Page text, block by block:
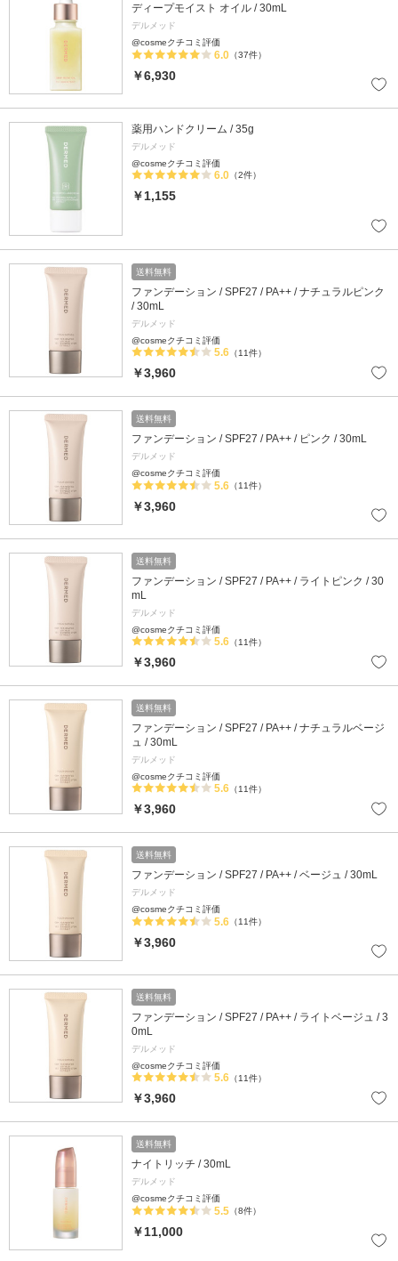
ディープモイスト オイル / 30mL
デルメッド
@cosmeクチコミ評価
6.0 （37件）
￥6,930
薬用ハンドクリーム / 35g
デルメッド
@cosmeクチコミ評価
6.0 （2件）
￥1,155
送料無料
ファンデーション / SPF27 / PA++ / ナチュラルピンク
/ 30mL
デルメッド
@cosmeクチコミ評価
5.6 （11件）
￥3,960
送料無料
ファンデーション / SPF27 / PA++ / ピンク / 30mL
デルメッド
@cosmeクチコミ評価
5.6 （11件）
￥3,960
送料無料
ファンデーション / SPF27 / PA++ / ライトピンク / 30
mL
デルメッド
@cosmeクチコミ評価
5.6 （11件）
￥3,960
送料無料
ファンデーション / SPF27 / PA++ / ナチュラルベージ
ュ / 30mL
デルメッド
@cosmeクチコミ評価
5.6 （11件）
￥3,960
送料無料
ファンデーション / SPF27 / PA++ / ベージュ / 30mL
デルメッド
@cosmeクチコミ評価
5.6 （11件）
￥3,960
送料無料
ファンデーション / SPF27 / PA++ / ライトベージュ / 3
0mL
デルメッド
@cosmeクチコミ評価
5.6 （11件）
￥3,960
送料無料
ナイトリッチ / 30mL
デルメッド
@cosmeクチコミ評価
5.5 （8件）
￥11,000